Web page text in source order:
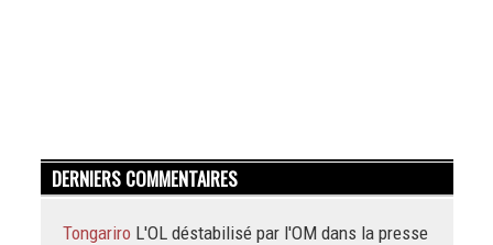
DERNIERS COMMENTAIRES
Tongariro L'OL déstabilisé par l'OM dans la presse